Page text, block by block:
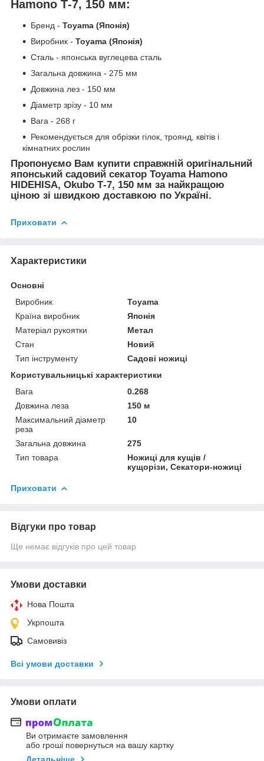
Hamono Т-7, 150 мм:
Бренд - Toyama (Японія)
Виробник - Toyama (Японія)
Сталь - японська вуглецева сталь
Загальна довжина - 275 мм
Довжина лез - 150 мм
Діаметр зрізу - 10 мм
Вага - 268 г
Рекомендується для обрізки гілок, троянд, квітів і
кімнатних рослин
Пропонуємо Вам купити справжній оригінальний
японський садовий секатор Toyama Hamono
HIDEHISA, Okubo Т-7, 150 мм за найкращою
ціною зі швидкою доставкою по Україні.
Приховати
Характеристики
Основні
Виробник
Toyama
Країна виробник
Японія
Матеріал рукоятки
Метал
Стан
Новий
Тип інструменту
Садові ножиці
Користувальницькі характеристики
Вага
0.268
Довжина леза
150 м
Максимальний діаметр
реза
10
Загальна довжина
275
Тип товара
Ножиці для кущів /
кущорізи, Секатори-ножиці
Приховати
Відгуки про товар
Ще немає відгуків про цей товар
Умови доставки
Нова Пошта
Укрпошта
Самовивіз
Всі умови доставки
Умови оплати
Ви отримаєте замовлення
або гроші повернуться на вашу картку